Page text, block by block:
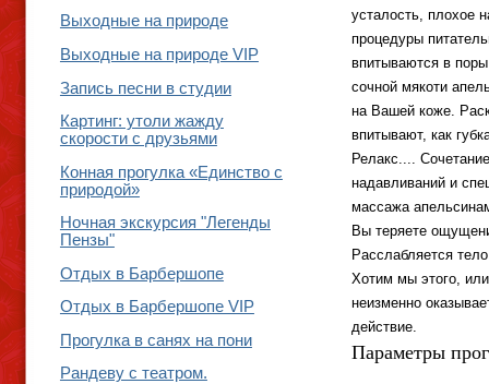
усталость, плохое
процедуры
впитываются в
сочной мякоти
на Вашей коже.
впитывают, как
Релакс....
надавливаний и
массажа
Вы теряете
Расслабляется
Хотим мы этого,
неизменно
действие.
Параметры
Выходные на природе
Выходные на природе VIP
Запись песни в студии
Картинг: утоли жажду
скорости с друзьями
Конная прогулка «Единство с
природой»
Ночная экскурсия "Легенды
Пензы"
Отдых в Барбершопе
Отдых в Барбершопе VIP
Прогулка в санях на пони
Рандеву с театром.